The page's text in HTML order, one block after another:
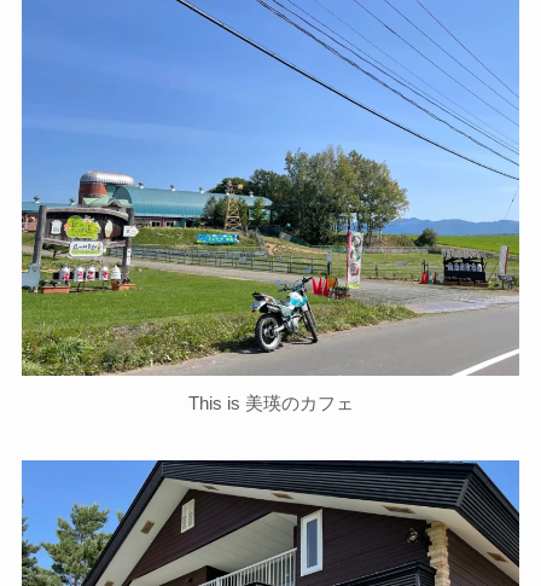
This is 美瑛のカフェ